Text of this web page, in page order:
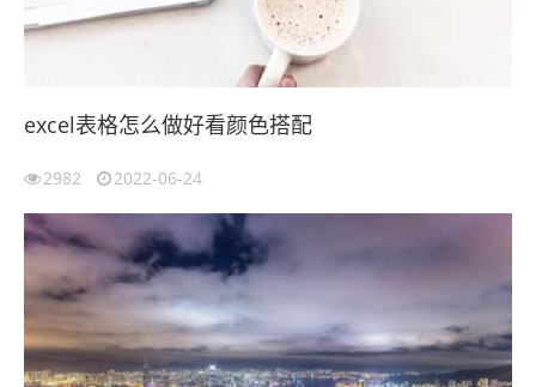
excel表格怎么做好看颜色搭配
2982 2022-06-24